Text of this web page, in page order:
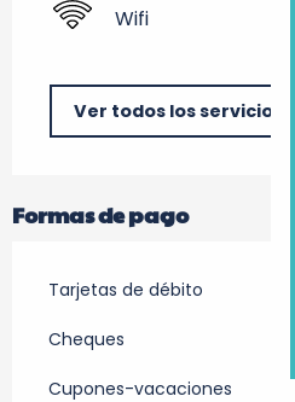
Wifi
Ver todos los servicios
Formas de pago
Tarjetas de débito
Cheques
Cupones-vacaciones